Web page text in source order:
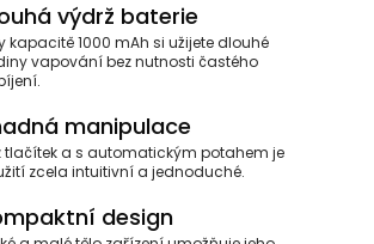
výdrž baterie
kapacitě 1000 mAh si užijete dlouhé
vapování bez nutnosti častého
manipulace
tlačítek a s automatickým potahem je
zcela intuitivní a jednoduché.
design